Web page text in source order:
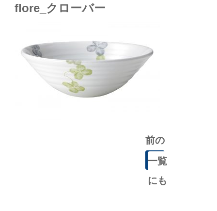
flore_クローバー
前の
記事
一覧
にも